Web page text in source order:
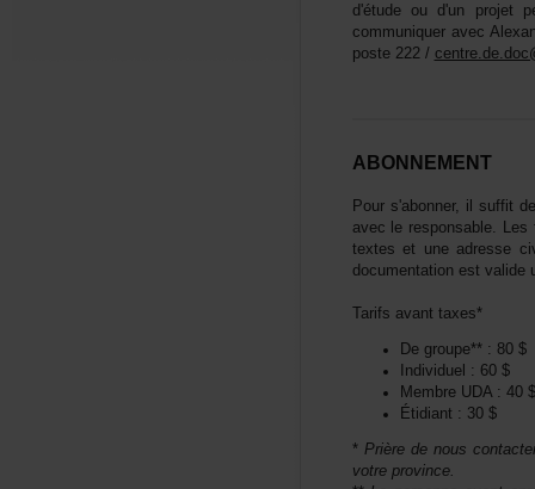
poste222/
ABONNEMENT
Tarifsavanttaxes*
Degroupe**:80$
Individuel:60$
MembreUDA:40$
Étidiant:30$
*
votreprovince.